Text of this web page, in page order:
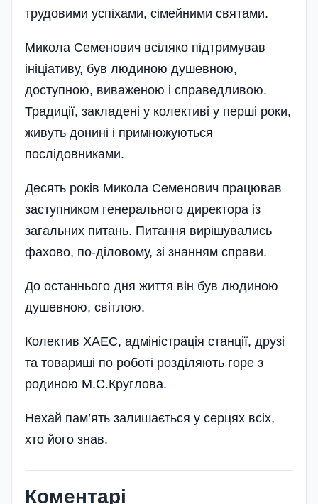
трудовими успіхами, сімейними святами.
Микола Семенович всіляко підтримував
ініціативу, був людиною душевною,
доступною, виваженою і справедливою.
Традиції, закладені у колективі у перші роки,
живуть донині і примножуються
послідовниками.
Десять років Микола Семенович працював
заступником генера­льного директора із
загальних питань. Питання вирішувались
фахово, по-діловому, зі знанням справи.
До останнього дня життя він був людиною
душевною, світлою.
Колектив ХАЕС, адміністрація станції, друзі
та товариші по роботі розділяють горе з
родиною М.С.Круглова.
Нехай пам’ять залишається у серцях всіх,
хто його знав.
Коментарі